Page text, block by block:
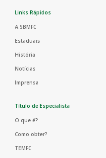
Links Rápidos
A SBMFC
Estaduais
História
Notícias
Imprensa
Título de Especialista
O que é?
Como obter?
TEMFC